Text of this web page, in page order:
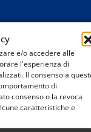
e/o accedere alle
l'esperienza di
Il consenso a
di
consenso o la revoca
caratteristiche e
sportivi del